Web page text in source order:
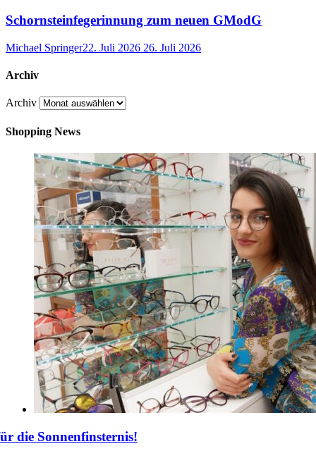
Schornsteinfegerinnung zum neuen GModG
Michael Springer22. Juli 2026 26. Juli 2026
Archiv
Archiv
Shopping News
die Sonnenfinsternis!